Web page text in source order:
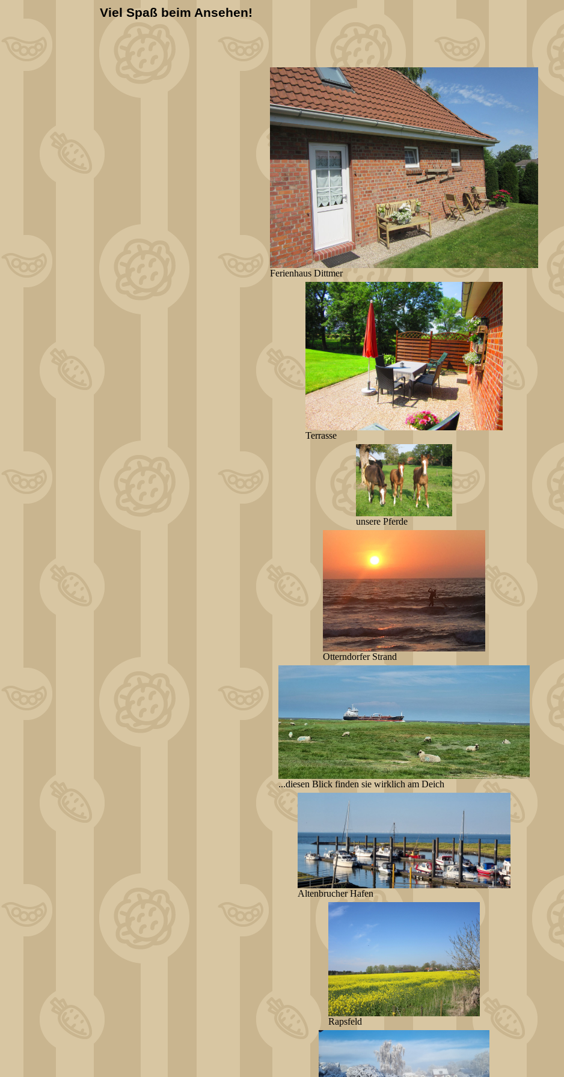
Viel Spaß beim Ansehen!
Ferienhaus Dittmer
Terrasse
unsere Pferde
Otterndorfer Strand
...diesen Blick finden sie wirklich am Deich
Altenbrucher Hafen
Rapsfeld